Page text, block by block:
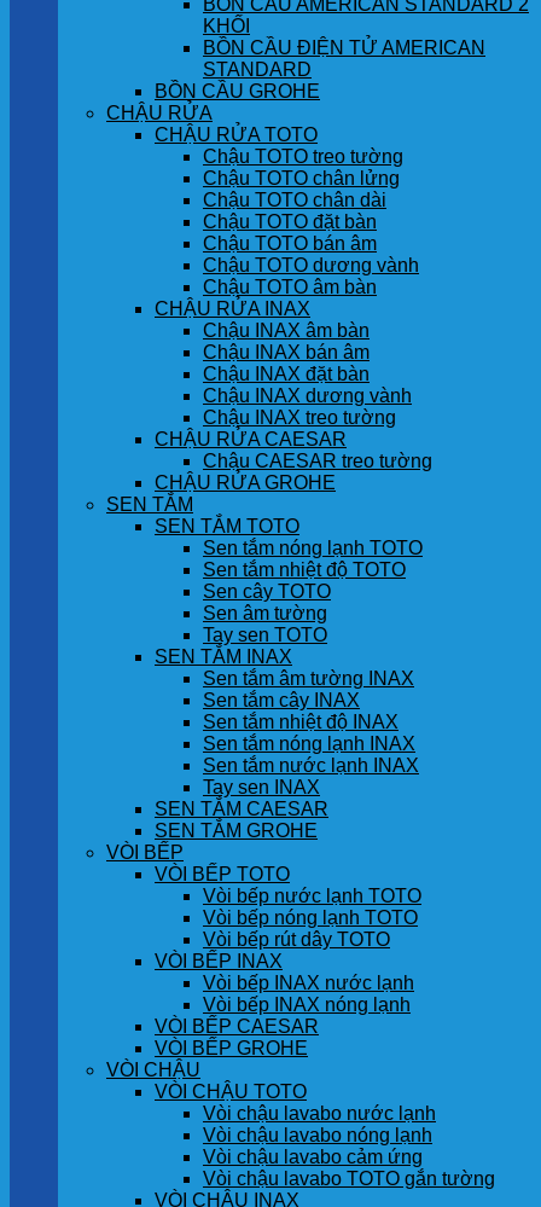
BỒN CẦU AMERICAN STANDARD 2
KHỐI
BỒN CẦU ĐIỆN TỬ AMERICAN
STANDARD
BỒN CẦU GROHE
CHẬU RỬA
CHẬU RỬA TOTO
Chậu TOTO treo tường
Chậu TOTO chân lửng
Chậu TOTO chân dài
Chậu TOTO đặt bàn
Chậu TOTO bán âm
Chậu TOTO dương vành
Chậu TOTO âm bàn
CHẬU RỬA INAX
Chậu INAX âm bàn
Chậu INAX bán âm
Chậu INAX đặt bàn
Chậu INAX dương vành
Chậu INAX treo tường
CHẬU RỬA CAESAR
Chậu CAESAR treo tường
CHẬU RỬA GROHE
SEN TẮM
SEN TẮM TOTO
Sen tắm nóng lạnh TOTO
Sen tắm nhiệt độ TOTO
Sen cây TOTO
Sen âm tường
Tay sen TOTO
SEN TẮM INAX
Sen tắm âm tường INAX
Sen tắm cây INAX
Sen tắm nhiệt độ INAX
Sen tắm nóng lạnh INAX
Sen tắm nước lạnh INAX
Tay sen INAX
SEN TẮM CAESAR
SEN TẮM GROHE
VÒI BẾP
VÒI BẾP TOTO
Vòi bếp nước lạnh TOTO
Vòi bếp nóng lạnh TOTO
Vòi bếp rút dây TOTO
VÒI BẾP INAX
Vòi bếp INAX nước lạnh
Vòi bếp INAX nóng lạnh
VÒI BẾP CAESAR
VÒI BẾP GROHE
VÒI CHẬU
VÒI CHẬU TOTO
Vòi chậu lavabo nước lạnh
Vòi chậu lavabo nóng lạnh
Vòi chậu lavabo cảm ứng
Vòi chậu lavabo TOTO gắn tường
VÒI CHẬU INAX